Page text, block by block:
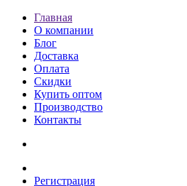
Главная
О компании
Блог
Доставка
Оплата
Скидки
Купить оптом
Производство
Контакты
Регистрация